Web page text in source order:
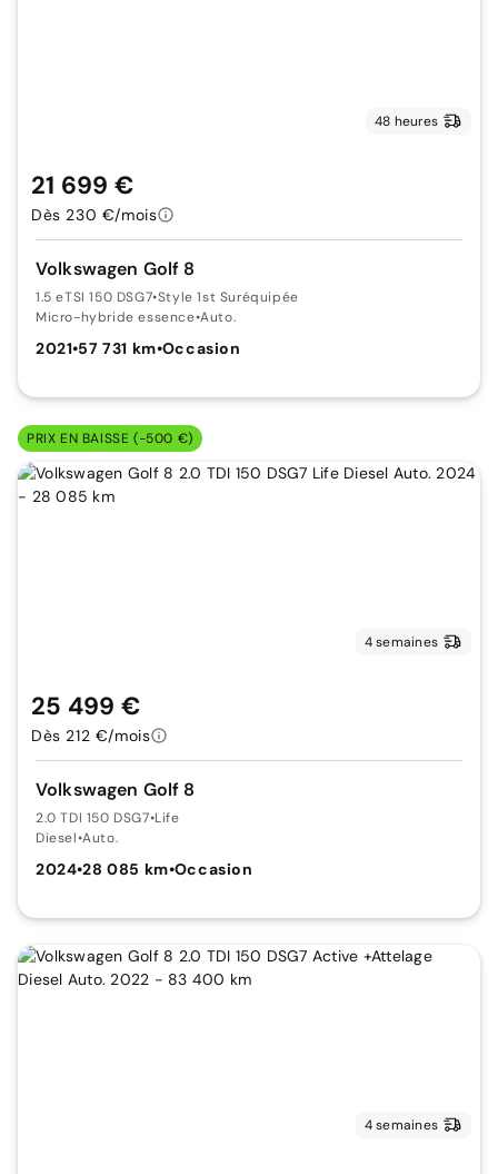
48 heures
Volkswagen Golf 8
1.5 eTSI 150 DSG7•Style 1st Suréquipée
Micro-hybride essence•Auto.
2021•57 731 km•Occasion
21 699 €
Dès 230 €/mois
PRIX EN BAISSE (-500 €)
4 semaines
Volkswagen Golf 8
2.0 TDI 150 DSG7•Life
Diesel•Auto.
2024•28 085 km•Occasion
25 499 €
Dès 212 €/mois
4 semaines